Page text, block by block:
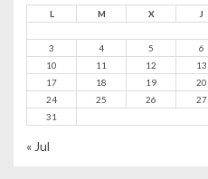
L M X J
3
4 5 6
10
11 12 13
17
18 19 20
24
25 26 27
31
« Jul